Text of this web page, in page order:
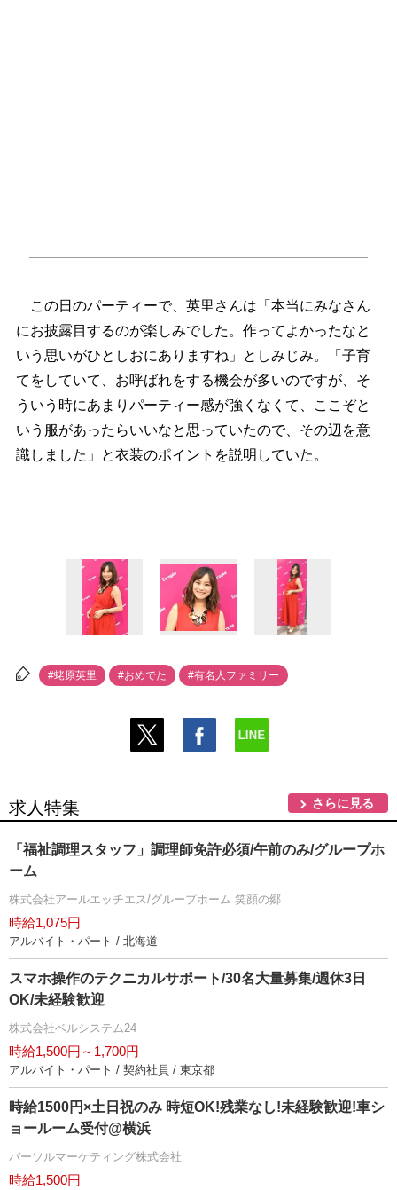
この日のパーティーで、英里さんは「本当にみなさん
にお披露目するのが楽しみでした。作ってよかったなと
いう思いがひとしおにありますね」としみじみ。「子育
てをしていて、お呼ばれをする機会が多いのですが、そ
ういう時にあまりパーティー感が強くなくて、ここぞと
いう服があったらいいなと思っていたので、その辺を意
識しました」と衣装のポイントを説明していた。
#蛯原英里 #おめでた #有名人ファミリー
求人特集 さらに見る
「福祉調理スタッフ」調理師免許必須/午前のみ/グループホ
ーム
株式会社アールエッチエス/グループホーム 笑顔の郷
時給1,075円
アルバイト・パート / 北海道
スマホ操作のテクニカルサポート/30名大量募集/週休3日
OK/未経験歓迎
株式会社ベルシステム24
時給1,500円～1,700円
アルバイト・パート / 契約社員 / 東京都
時給1500円×土日祝のみ 時短OK!残業なし!未経験歓迎!車シ
ョールーム受付@横浜
パーソルマーケティング株式会社
時給1,500円